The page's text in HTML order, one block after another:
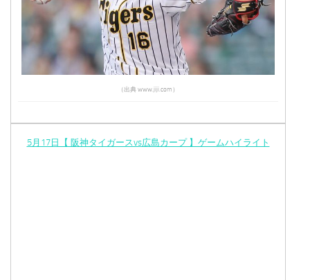
（出典 www.jiji.com）
5月17日【 阪神タイガースvs広島カープ 】ゲームハイライト